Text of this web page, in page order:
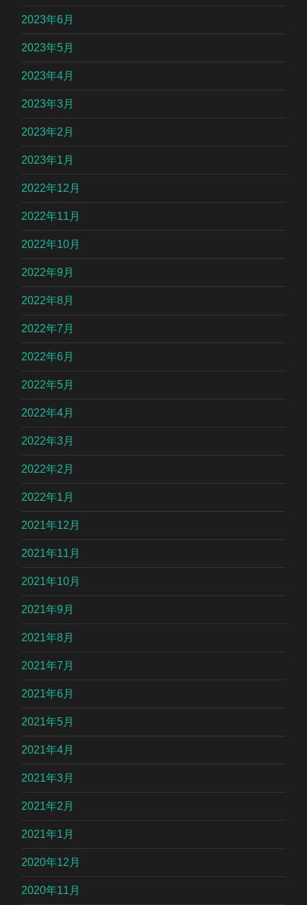
2023年6月
2023年5月
2023年4月
2023年3月
2023年2月
2023年1月
2022年12月
2022年11月
2022年10月
2022年9月
2022年8月
2022年7月
2022年6月
2022年5月
2022年4月
2022年3月
2022年2月
2022年1月
2021年12月
2021年11月
2021年10月
2021年9月
2021年8月
2021年7月
2021年6月
2021年5月
2021年4月
2021年3月
2021年2月
2021年1月
2020年12月
2020年11月